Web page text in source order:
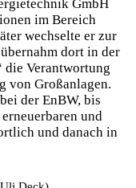
GmbH
im Bereich
wechselte er zur
dort in der
die Verantwortung
von Großanlagen.
der EnBW, bis
und
und danach in